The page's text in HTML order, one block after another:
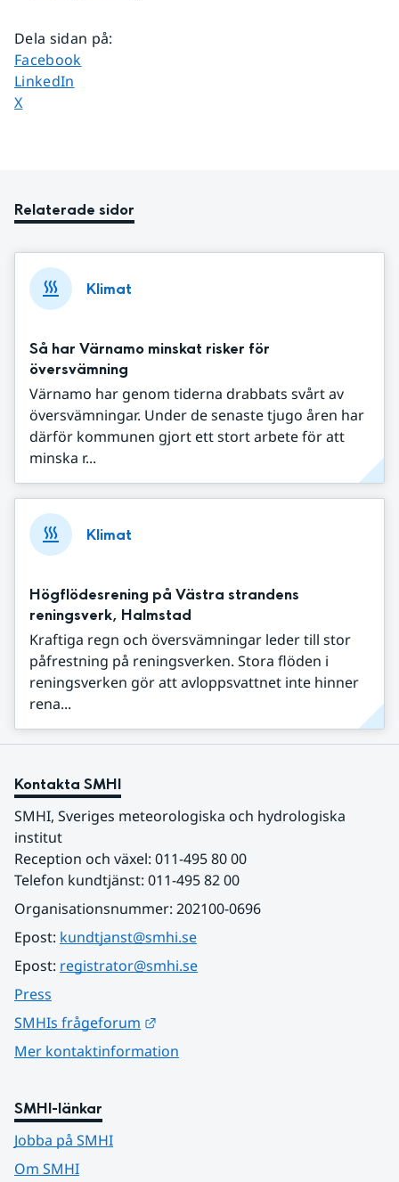
Dela sidan på:
Dela sidan på
Facebook
Dela sidan på
LinkedIn
Dela sidan på
X
Relaterade sidor
Klimat
Så har Värnamo minskat risker för
översvämning
Värnamo har genom tiderna drabbats svårt av
översvämningar. Under de senaste tjugo åren har
därför kommunen gjort ett stort arbete för att
minska r...
Klimat
Högflödesrening på Västra strandens
reningsverk, Halmstad
Kraftiga regn och översvämningar leder till stor
påfrestning på reningsverken. Stora flöden i
reningsverken gör att avloppsvattnet inte hinner
rena...
Kontakta SMHI
SMHI, Sveriges meteorologiska och hydrologiska
institut
Reception och växel: 011-495 80 00
Telefon kundtjänst: 011-495 82 00
Organisationsnummer: 202100-0696
Epost: kundtjanst@smhi.se
Epost: registrator@smhi.se
Press
SMHIs frågeforum
Mer kontaktinformation
SMHI-länkar
Jobba på SMHI
Om SMHI